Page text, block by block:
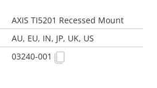
AXIS TI5201 Recessed Mount
AU, EU, IN, JP, UK, US
03240-001